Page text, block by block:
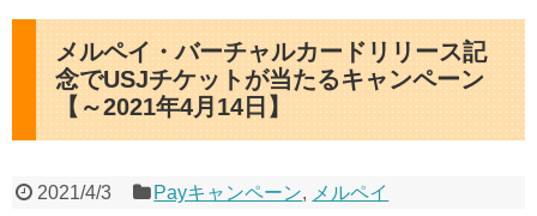
メルペイ・バーチャルカードリリース記
念でUSJチケットが当たるキャンペーン
【～2021年4月14日】
2021/4/3 Payキャンペーン, メルペイ